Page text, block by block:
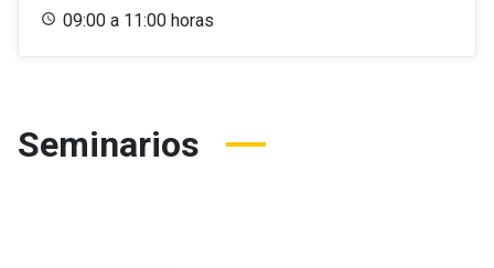
09:00 a 11:00 horas
Seminarios